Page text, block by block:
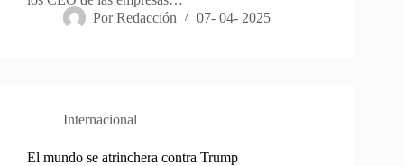
Por Redacción 07- 04- 2025
Internacional
El mundo se atrinchera contra Trump